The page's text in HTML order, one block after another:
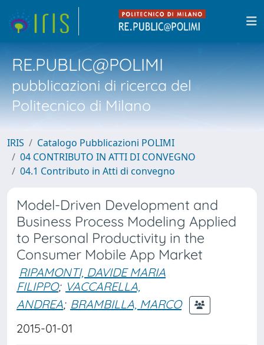
RE.PUBLIC@POLIMI
pubblicazioni di ricerca del
Politecnico di Milano
IRIS
Catalogo Pubblicazioni POLIMI
04 CONTRIBUTO IN ATTI DI CONVEGNO
04.1 Contributo in Atti di convegno
Model-Driven Development and
Business Process Modeling Applied
to Personal Productivity in the
Consumer Mobile App Market
RIPAMONTI, DAVIDE MARIA
FILIPPO; VACCARELLA,
ANDREA; BRAMBILLA, MARCO
2015-01-01